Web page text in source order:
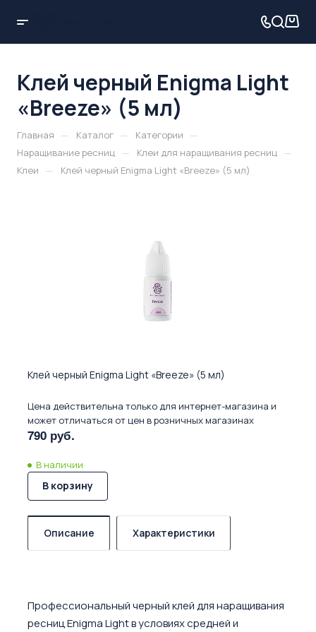
Клей черный Enigma Light
«Breeze» (5 мл)
Главная — Каталог — Категории —
Наращивание ресниц — Клеи для наращивания ресниц —
Клеи — Клей черный Enigma Light «Breeze» (5 мл)
Клей черный Enigma Light «Breeze» (5 мл)
Цена действительна только для интернет-магазина и
может отличаться от цен в розничных магазинах
790 руб.
В наличии
В корзину
Описание Характеристики
Профессиональный черный клей для наращивания
ресниц Enigma Light в условиях средней и